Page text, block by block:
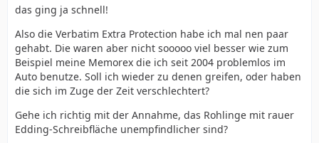
das ging ja schnell!
Also die Verbatim Extra Protection habe ich mal nen paar
gehabt. Die waren aber nicht sooooo viel besser wie zum
Beispiel meine Memorex die ich seit 2004 problemlos im
Auto benutze. Soll ich wieder zu denen greifen, oder haben
die sich im Zuge der Zeit verschlechtert?
Gehe ich richtig mit der Annahme, das Rohlinge mit rauer
Edding-Schreibfläche unempfindlicher sind?